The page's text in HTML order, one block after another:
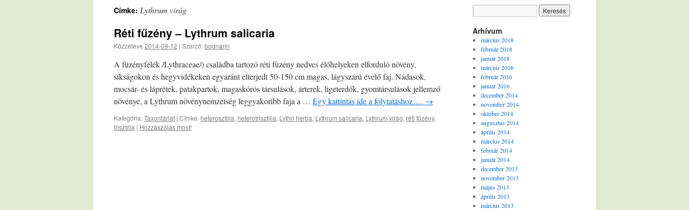
Címke: Lythrum virág
Réti fűzény – Lythrum salicaria
Közzétéve 2014-09-12 | Szerző:bognarjn
A füzényfélék /Lythraceae/) családba tartozó réti füzény nedves élőhelyeken elforduló növény,
síkságokon és hegyvidékeken egyaránt elterjedt 50-150 cm magas, lágyszárú évelő faj. Nádasok,
mocsár- és láprétek, patakpartok, magaskórós társulások, árterek, ligeterdők, gyomtársulások jellemző
növénye, a Lythrum növénynemzetség leggyakoribb faja a … Egy kattintás ide a folytatáshoz…. →
Kategória:Taxontárlat | Címke: heterosztilia, heterotrisztilia, Lythri herba, Lythrum salicaria, Lythrum virág, réti fűzény,
trisztilia | Hozzászólás most!
Arhívum
március 2018
február 2018
január 2018
március 2016
február 2016
január 2016
december 2014
november 2014
október 2014
augusztus 2014
április 2014
március 2014
február 2014
január 2014
december 2013
november 2013
május 2013
április 2013
március 2013